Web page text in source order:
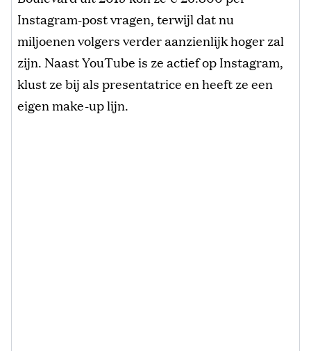
Instagram-post vragen, terwijl dat nu
miljoenen volgers verder aanzienlijk hoger zal
zijn. Naast YouTube is ze actief op Instagram,
klust ze bij als presentatrice en heeft ze een
eigen make-up lijn.